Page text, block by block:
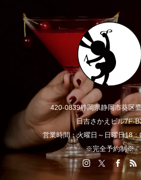
420-0839静岡県静岡市葵区
日吉さかえビル7F-
営業時間：火曜日～日曜日18
※完全予約制※